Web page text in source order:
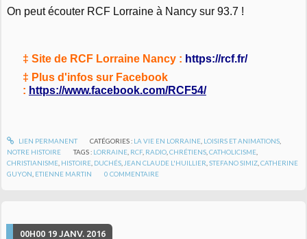
On peut écouter RCF Lorraine à Nancy sur 93.7 !
‡ Site de RCF Lorraine Nancy : https://rcf.fr/
‡ Plus d'infos sur Facebook
: https://www.facebook.com/RCF54/
LIEN PERMANENT CATÉGORIES : LA VIE EN LORRAINE, LOISIRS ET ANIMATIONS,
NOTRE HISTOIRE
TAGS : LORRAINE RCF, RADIO ,CHRÉTIENS ,CATHOLICISME
CHRISTIANISME HISTOIRE DUCHÉS JEAN CLAUDE L'HUILLIER ,STEFANO SIMIZ ,CATHERINE
GUYON ETIENNE MARTIN 0 COMMENTAIRE
00H00 19 JANV. 2016